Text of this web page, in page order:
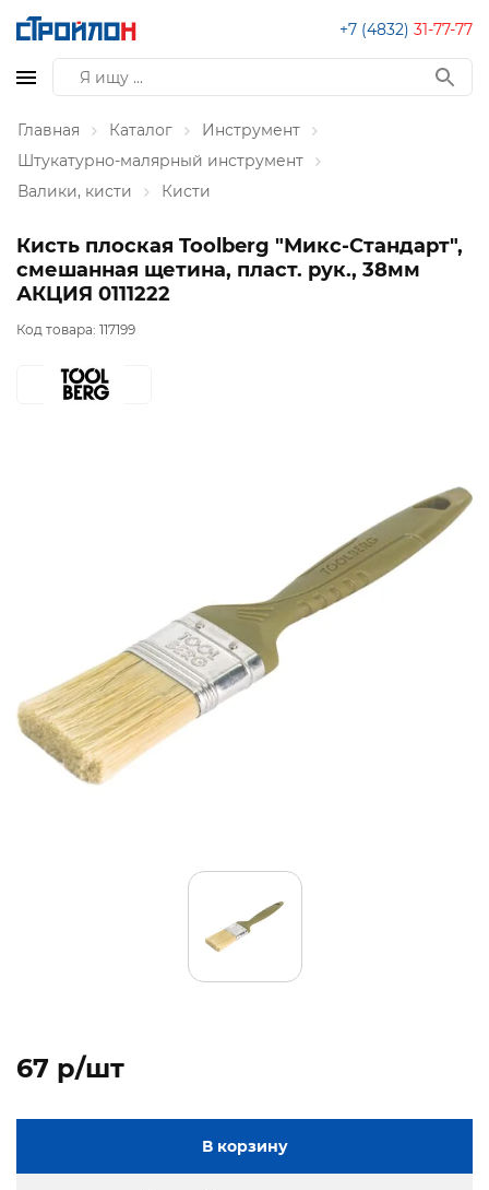
+7 (4832) 31-77-77
Главная Каталог
Инструмент
Штукатурно-малярный инструмент
Валики, кисти
Кисти
Кисть плоская Toolberg "Микс-Стандарт",
смешанная щетина, пласт. рук., 38мм
АКЦИЯ 0111222
Код товара: 117199
67 p/шт
В корзину